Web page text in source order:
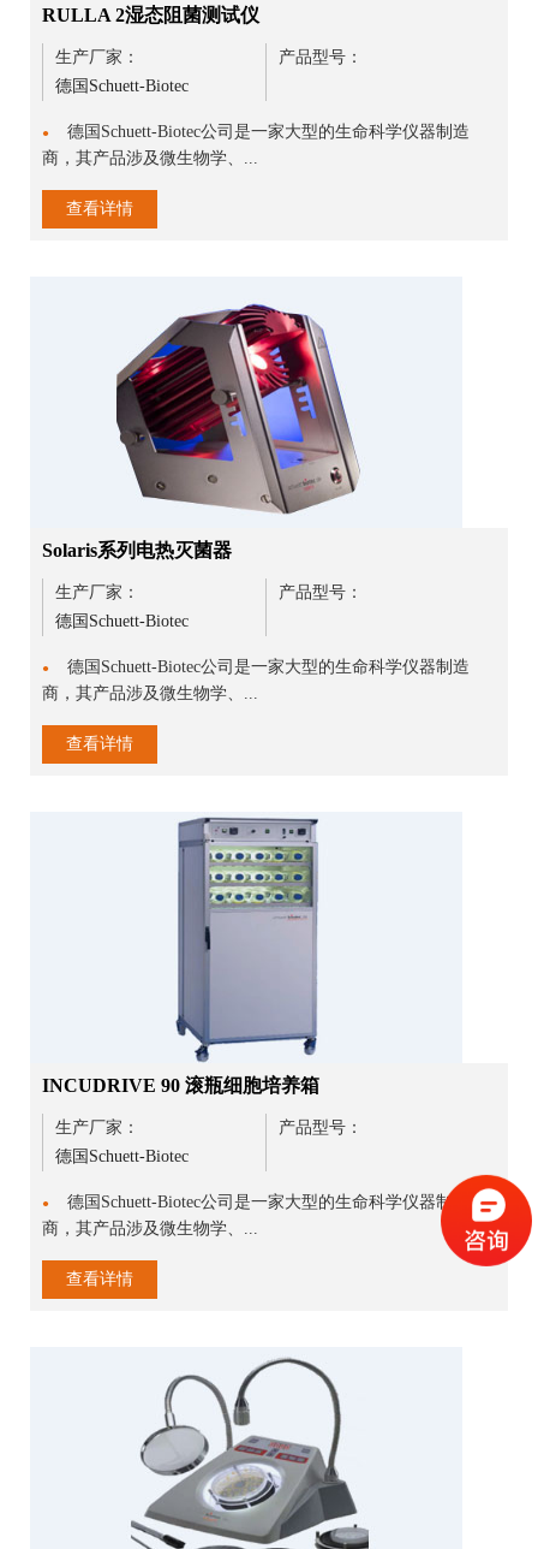
RULLA 2湿态阻菌测试仪
生产厂家：
德国Schuett-Biotec
产品型号：
●
德国Schuett-Biotec公司是一家大型的生命科学仪器制造
商，其产品涉及微生物学、...
查看详情
Solaris系列电热灭菌器
生产厂家：
德国Schuett-Biotec
产品型号：
●
德国Schuett-Biotec公司是一家大型的生命科学仪器制造
商，其产品涉及微生物学、...
查看详情
INCUDRIVE 90 滚瓶细胞培养箱
生产厂家：
德国Schuett-Biotec
产品型号：
●
德国Schuett-Biotec公司是一家大型的生命科学仪器制造
商，其产品涉及微生物学、...
查看详情